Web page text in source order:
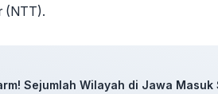
(NTT).
Sejumlah Wilayah di Jawa